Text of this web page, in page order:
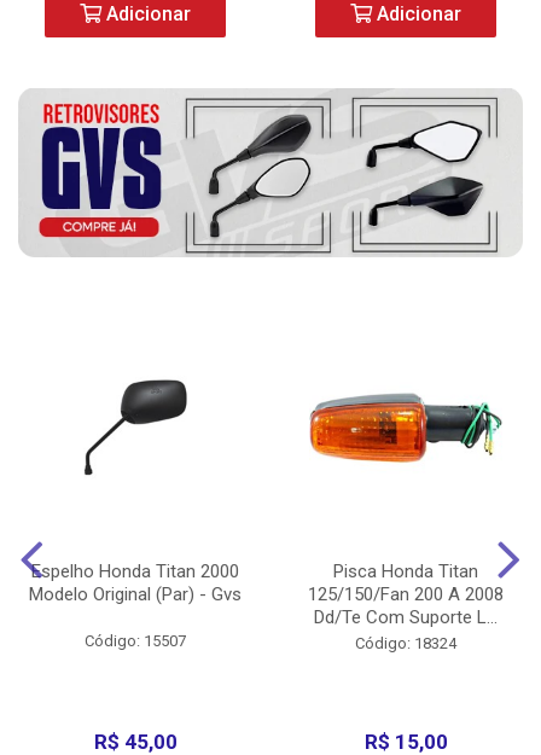
Adicionar Adicionar
Espelho Honda Titan 2000
Modelo Original (Par) - Gvs
Código: 15507
R$ 45,00
Pisca Honda Titan
125/150/Fan 200 A 2008
Dd/Te Com Suporte L...
Código: 18324
R$ 15,00